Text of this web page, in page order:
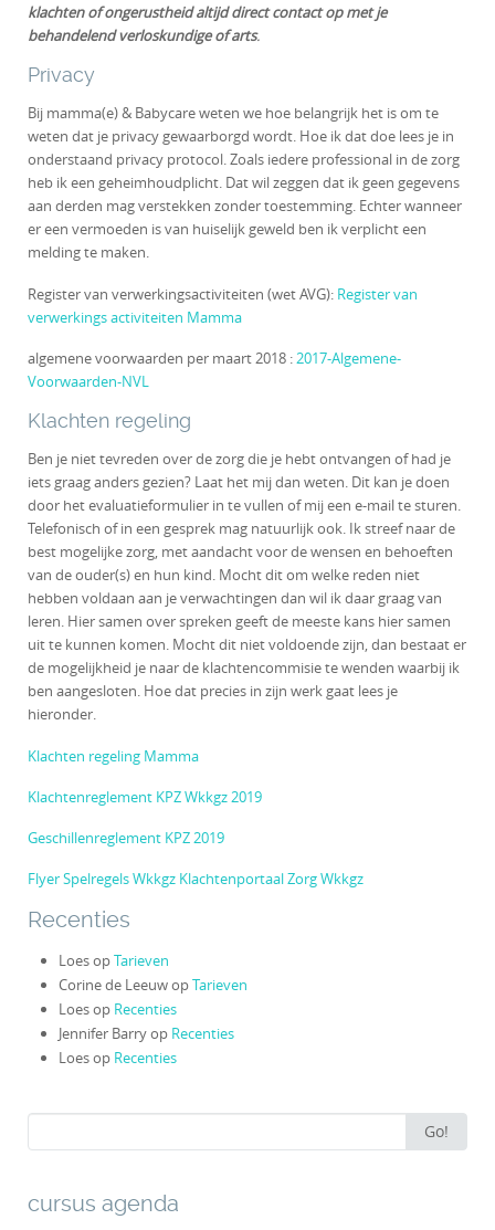
klachten of ongerustheid altijd direct contact op met je
behandelend verloskundige of arts.
Privacy
Bij mamma(e) & Babycare weten we hoe belangrijk het is om te
weten dat je privacy gewaarborgd wordt. Hoe ik dat doe lees je in
onderstaand privacy protocol. Zoals iedere professional in de zorg
heb ik een geheimhoudplicht. Dat wil zeggen dat ik geen gegevens
aan derden mag verstekken zonder toestemming. Echter wanneer
er een vermoeden is van huiselijk geweld ben ik verplicht een
melding te maken.
Register van verwerkingsactiviteiten (wet AVG): Register van
verwerkings activiteiten Mamma
algemene voorwaarden per maart 2018 :2017-Algemene-
Voorwaarden-NVL
Klachten regeling
Ben je niet tevreden over de zorg die je hebt ontvangen of had je
iets graag anders gezien? Laat het mij dan weten. Dit kan je doen
door het evaluatieformulier in te vullen of mij een e-mail te sturen.
Telefonisch of in een gesprek mag natuurlijk ook. Ik streef naar de
best mogelijke zorg, met aandacht voor de wensen en behoeften
van de ouder(s) en hun kind. Mocht dit om welke reden niet
hebben voldaan aan je verwachtingen dan wil ik daar graag van
leren. Hier samen over spreken geeft de meeste kans hier samen
uit te kunnen komen. Mocht dit niet voldoende zijn, dan bestaat er
de mogelijkheid je naar de klachtencommisie te wenden waarbij ik
ben aangesloten. Hoe dat precies in zijn werk gaat lees je
hieronder.
Klachten regeling Mamma
Klachtenreglement KPZ Wkkgz 2019
Geschillenreglement KPZ 2019
Flyer Spelregels Wkkgz Klachtenportaal Zorg Wkkgz
Recenties
LoesopTarieven
Corine de LeeuwopTarieven
Loesop Recenties
Jennifer Barryop Recenties
Loesop Recenties
for:
Go!
cursus agenda